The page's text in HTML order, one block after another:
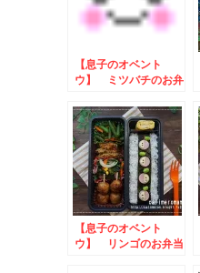
【息子のオベント
ウ】 ミツバチのお弁
【息子のオベント
ウ】 リンゴのお弁当